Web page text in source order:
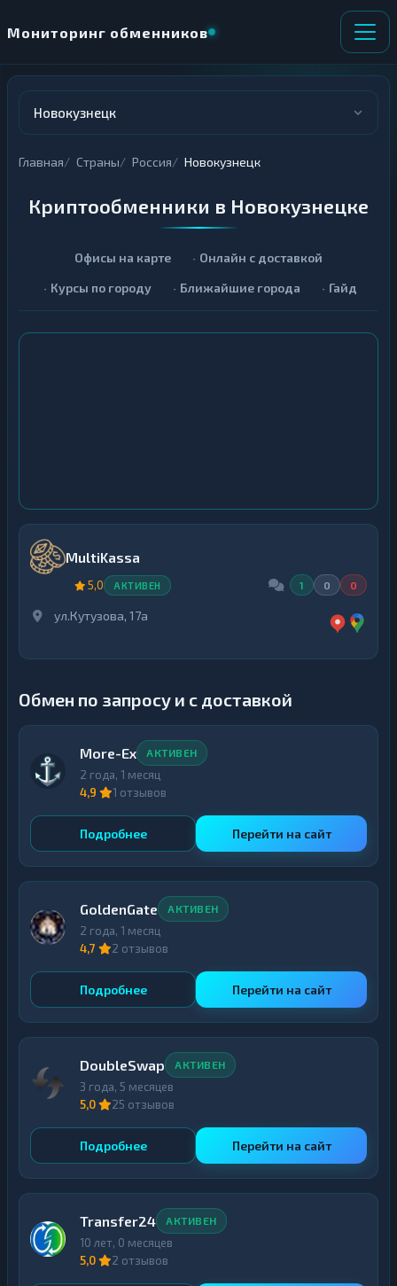
Мониторинг обменников
Новокузнецк
Главная Страны Россия Новокузнецк
Криптообменники в Новокузнецке
Офисы на карте
Онлайн с доставкой
Курсы по городу
Ближайшие города Гайд
MultiKassa
5,0 АКТИВЕН 1 0 0
ул.Кутузова, 17а
Обмен по запросу и с доставкой
More-Ex АКТИВЕН
2 года, 1 месяц
4,9
1 отзывов
Подробнее Перейти на сайт
GoldenGate АКТИВЕН
2 года, 1 месяц
4,7
2 отзывов
Подробнее Перейти на сайт
DoubleSwap АКТИВЕН
3 года, 5 месяцев
5,0
25 отзывов
Подробнее Перейти на сайт
Transfer24 АКТИВЕН
10 лет, 0 месяцев
5,0
2 отзывов